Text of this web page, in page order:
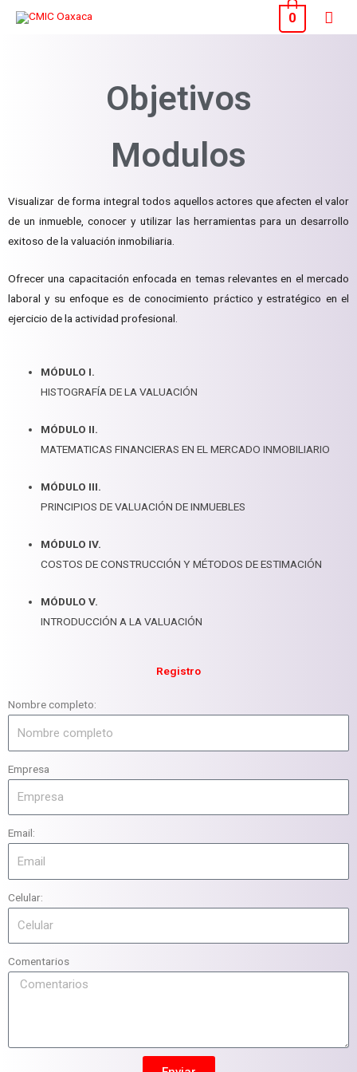
0
Objetivos
Modulos
Visualizar de forma integral todos aquellos actores que afecten el valor
de un inmueble, conocer y utilizar las herramientas para un desarrollo
exitoso de la valuación inmobiliaria.
Ofrecer una capacitación enfocada en temas relevantes en el mercado
laboral y su enfoque es de conocimiento práctico y estratégico en el
ejercicio de la actividad profesional.
MÓDULO I.
HISTOGRAFÍA DE LA VALUACIÓN
MÓDULO II.
MATEMATICAS FINANCIERAS EN EL MERCADO INMOBILIARIO
MÓDULO III.
PRINCIPIOS DE VALUACIÓN DE INMUEBLES
MÓDULO IV.
COSTOS DE CONSTRUCCIÓN Y MÉTODOS DE ESTIMACIÓN
MÓDULO V.
INTRODUCCIÓN A LA VALUACIÓN
Registro
Nombre completo:
Empresa
Email:
Celular:
Comentarios